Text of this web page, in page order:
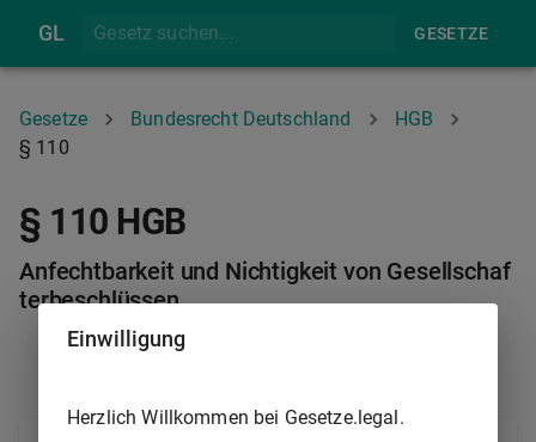
GL GESETZE
Gesetze Bundesrecht Deutschland
HGB
§ 110
§ 110 HGB
Anfechtbarkeit und Nichtigkeit von Gesellschaf
terbeschlüssen
Einwilligung
Herzlich Willkommen bei Gesetze.legal.